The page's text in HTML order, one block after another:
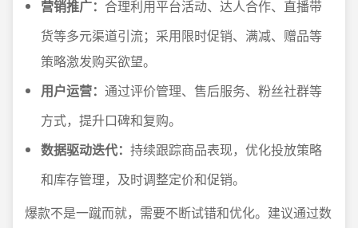
营销推广： 合理利用平台活动、达人合作、直播带
货等多元渠道引流；采用限时促销、满减、赠品等
策略激发购买欲望。
用户运营： 通过评价管理、售后服务、粉丝社群等
方式，提升口碑和复购。
数据驱动迭代： 持续跟踪商品表现，优化投放策略
和库存管理，及时调整定价和促销。
爆款不是一蹴而就，需要不断试错和优化。建议通过数